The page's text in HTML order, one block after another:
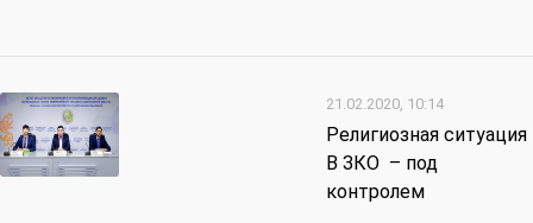
21.02.2020, 10:14
Религиозная ситуация
В ЗКО – под
контролем